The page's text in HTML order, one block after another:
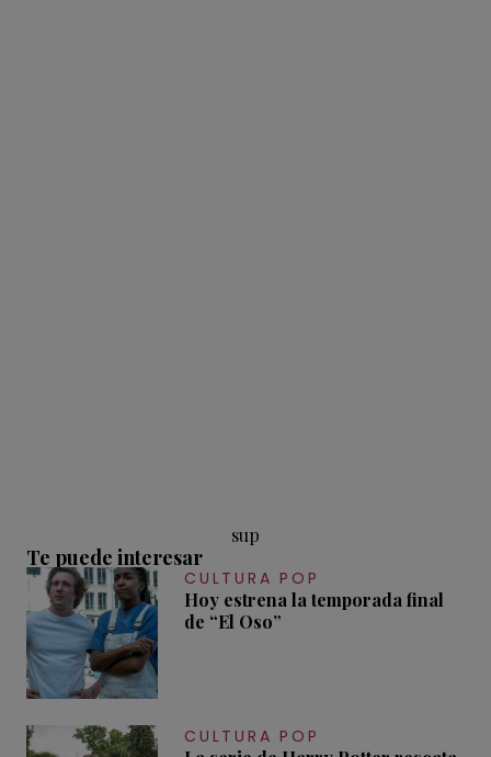
sup
Te puede interesar
CULTURA POP
Hoy estrena la temporada final
de “El Oso”
CULTURA POP